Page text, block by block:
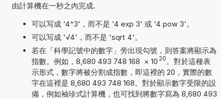
由計算機在一秒之內完成.
可以写成 '4^3'，而不是 '4 exp 3' 或 '4 pow 3'。
可以写成 '√4'，而不是 'sqrt 4'。
若在「科學記號中的數字」旁出現勾號，則答案將顯示為
指數。例如，8,680 493 748 168 × 10 20 。對於這種表
示形式，數字將被分割成指數，即這裡的 20，實際的數
字在這裡是 8,680 493 748 168。對於顯示數字受限的設
備，例如袖珍式計算機，也可找到將數字寫為 8,680 493